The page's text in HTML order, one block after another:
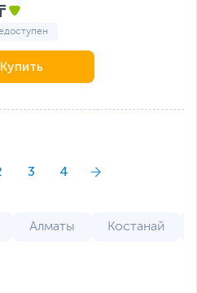
Купить
3 4
Алматы Костанай